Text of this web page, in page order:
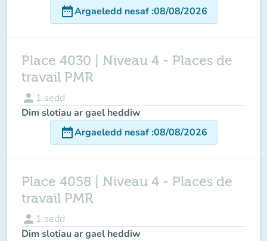
date_rangeArgaeledd nesaf:08/08/2026
Place 4030 | Niveau 4 - Places de
travail PMR
person 1 sedd
Dim slotiau ar gael heddiw
date_rangeArgaeledd nesaf:08/08/2026
Place 4058 | Niveau 4 - Places de
travail PMR
person 1 sedd
Dim slotiau ar gael heddiw